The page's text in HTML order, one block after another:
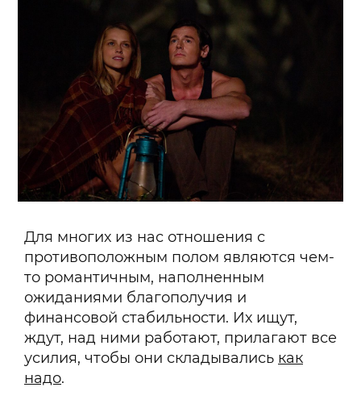
Для многих из нас отношения с
противоположным полом являются чем-
то романтичным, наполненным
ожиданиями благополучия и
финансовой стабильности. Их ищут,
ждут, над ними работают, прилагают все
усилия, чтобы они складывались как
надо.